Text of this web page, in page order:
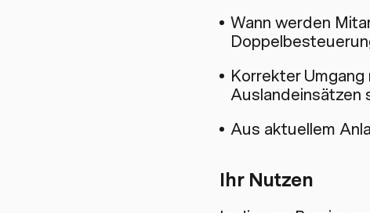
Wann werden
Korrekter
Auslandeinsätzen
Aus aktuellem
Ihr Nutzen